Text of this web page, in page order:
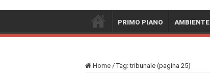
PRIMO PIANO AMBIENTE
Home / Tag:tribunale (pagina 25)